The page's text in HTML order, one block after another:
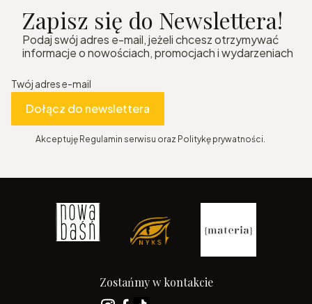
Zapisz się do Newslettera!
Podaj swój adres e-mail, jeżeli chcesz otrzymywać
informacje o nowościach, promocjach i wydarzeniach
Twój adres e-mail
Dołącz do newslettera
Akceptuję Regulamin serwisu oraz Politykę prywatności.
Zostańmy w kontakcie